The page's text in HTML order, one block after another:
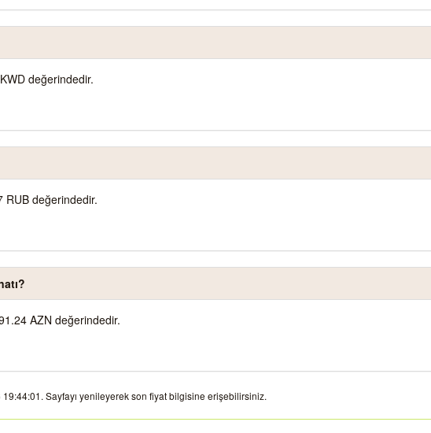
değerindedir.
RUB değerindedir.
AZN değerindedir.
Sayfayı yenileyerek son fiyat bilgisine erişebilirsiniz.